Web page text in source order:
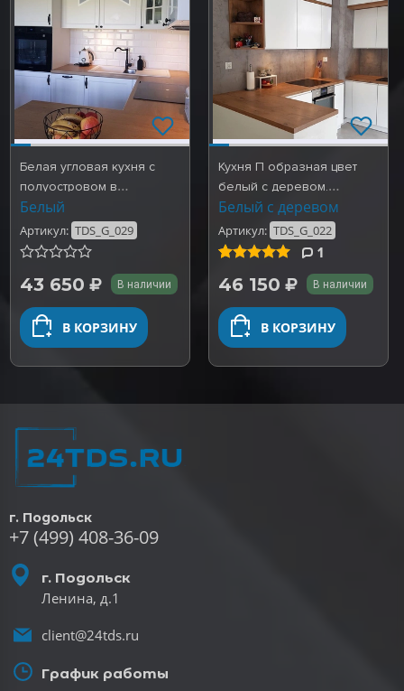
Белая угловая кухня с
полуостровом в
скандинавском стиле.
Готовы…
Белый
Артикул: TDS_G_029
43 650 В наличии
В КОРЗИНУ
Кухня П образная цвет
белый с деревом.
Готовые работы
TDS_G_022
Белый с деревом
Артикул: TDS_G_022
5 на
опроса
отзыв
1
46 150 В наличии
В КОРЗИНУ
г. Подольск
+7 (499) 408-36-09
г. Подольск
Ленина, д.1
client@24tds.ru
График работы